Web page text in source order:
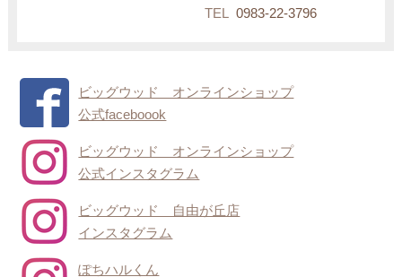
TEL
0983-22-3796
ビッグウッド オンラインショップ
公式faceboook
ビッグウッド オンラインショップ
公式インスタグラム
ビッグウッド 自由が丘店
インスタグラム
ぽちハルくん